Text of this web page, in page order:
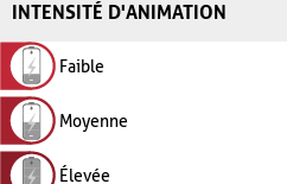
INTENSITÉ D'ANIMATION
Faible
Moyenne
Élevée